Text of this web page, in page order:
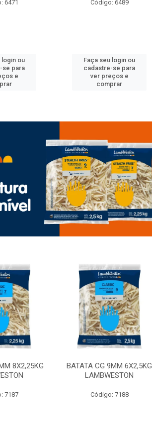
6489
login ou
se para
e
Código: 6614
Faça seu login ou
cadastre-se para
ver preços e
comprar
8X2,25KG
7187
BATATA CG 9MM 6X2,5KG
LAMBWESTON
Código: 7188